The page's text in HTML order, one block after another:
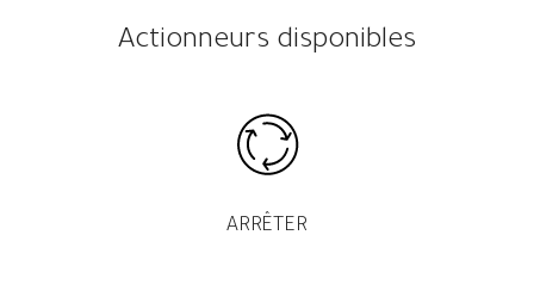
Actionneurs disponibles
ARRÊTER